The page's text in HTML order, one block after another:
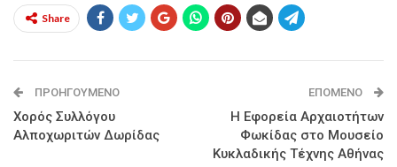
Share
ΠΡΟΗΓΟΎΜΕΝΟ
Χορός Συλλόγου
Αλποχωριτών Δωρίδας
ΕΠΌΜΕΝΟ
Η Εφορεία Αρχαιοτήτων
Φωκίδας στο Μουσείο
Κυκλαδικής Τέχνης Αθήνας